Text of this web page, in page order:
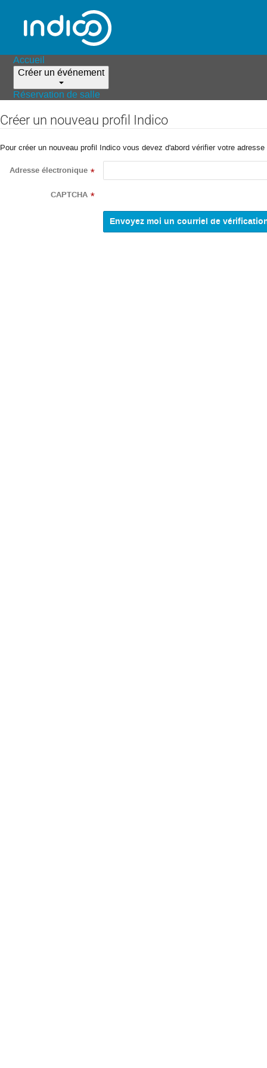
Accueil
Créer un événement
Réservation de salle
Créer un nouveau profil Indico
Pour créer un nouveau profil Indico vous devez d'abord vérifier votre
Adresse électronique *
CAPTCHA *